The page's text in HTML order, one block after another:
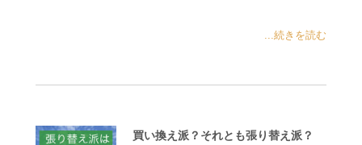
...続きを読む
買い換え派？それとも張り替え派？